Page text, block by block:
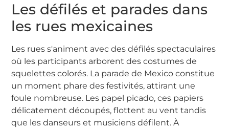
Les défilés et parades dans
les rues mexicaines
Les rues s'animent avec des défilés spectaculaires
où les participants arborent des costumes de
squelettes colorés. La parade de Mexico constitue
un moment phare des festivités, attirant une
foule nombreuse. Les papel picado, ces papiers
délicatement découpés, flottent au vent tandis
que les danseurs et musiciens défilent. À